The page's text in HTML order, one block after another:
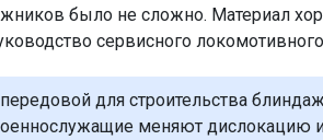
было не сложно. Материал
сервисного
для строительства
меняют дислокацию